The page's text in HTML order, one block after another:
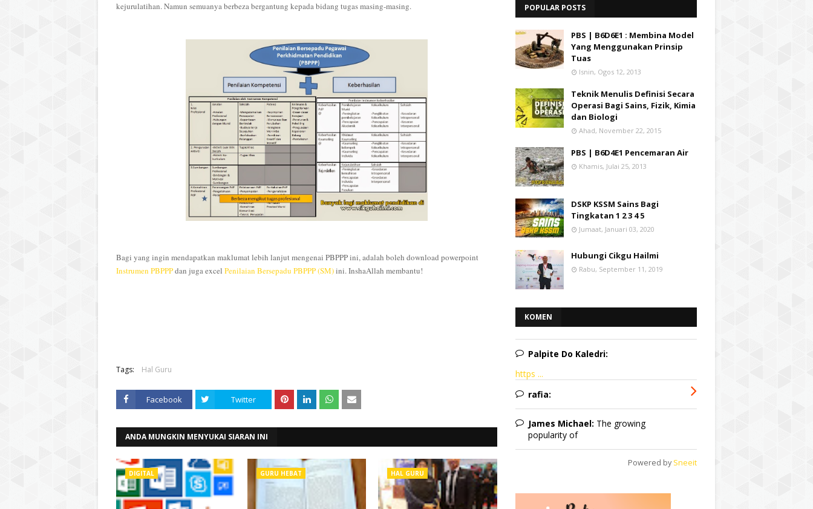
kejurulatihan. Namun semuanya berbeza bergantung kepada bidang tugas masing-masing.
Bagi yang ingin mendapatkan maklumat lebih lanjut mengenai PBPPP ini, adalah boleh download powerpoint
Instrumen PBPPPdan juga excel Penilaian Bersepadu PBPPP (SM)ini. InshaAllah membantu!
Tags: Hal Guru
Facebook Twitter
ANDA MUNGKIN MENYUKAI SIARAN INI
DIGITAL GURU HEBAT HAL GURU
POPULAR POSTS
PBS | B6D6E1 : Membina Model
Yang Menggunakan Prinsip
Tuas
Isnin, Ogos 12, 2013
Teknik Menulis Definisi Secara
Operasi Bagi Sains, Fizik, Kimia
dan Biologi
Ahad, November 22, 2015
PBS | B6D4E1 Pencemaran Air
Khamis, Julai 25, 2013
DSKP KSSM Sains Bagi
Tingkatan 1 2 3 4 5
Jumaat, Januari 03, 2020
Hubungi Cikgu Hailmi
Rabu, September 11, 2019
KOMEN
Palpite Do Kaledri:
https ...
rafia:
James Michael: The growing
popularity of
Powered by Sneeit